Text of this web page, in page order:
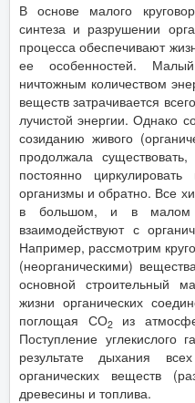
В основе малого
синтеза и разрушении
процесса обеспечивают
ее особенностей. Малый
ничтожным количеством
веществ затрачивается
лучистой энергии. Однако
созиданию живого
продолжала
постоянно
организмы и обратно. Все
в большом, и в малом
взаимодействуют с
Например, рассмотрим
(неорганическими)
основной строительный
жизни органических
поглощая СО2 из
Поступление углекислого
результате дыхания
органических веществ
древесины и топлива.